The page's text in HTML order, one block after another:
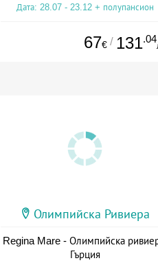
Дата: 28.07 - 23.12 + полупансион
67€ / 131.04
Олимпийска Ривиера
Regina Mare - Олимпийска
Гърция